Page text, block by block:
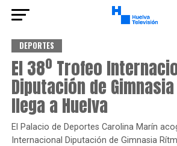
DEPORTES
El 38º Trofeo
Diputación de
llega a Huelva
El Palacio de Deportes Carolina Marín
Internacional Diputación de Gimnasia